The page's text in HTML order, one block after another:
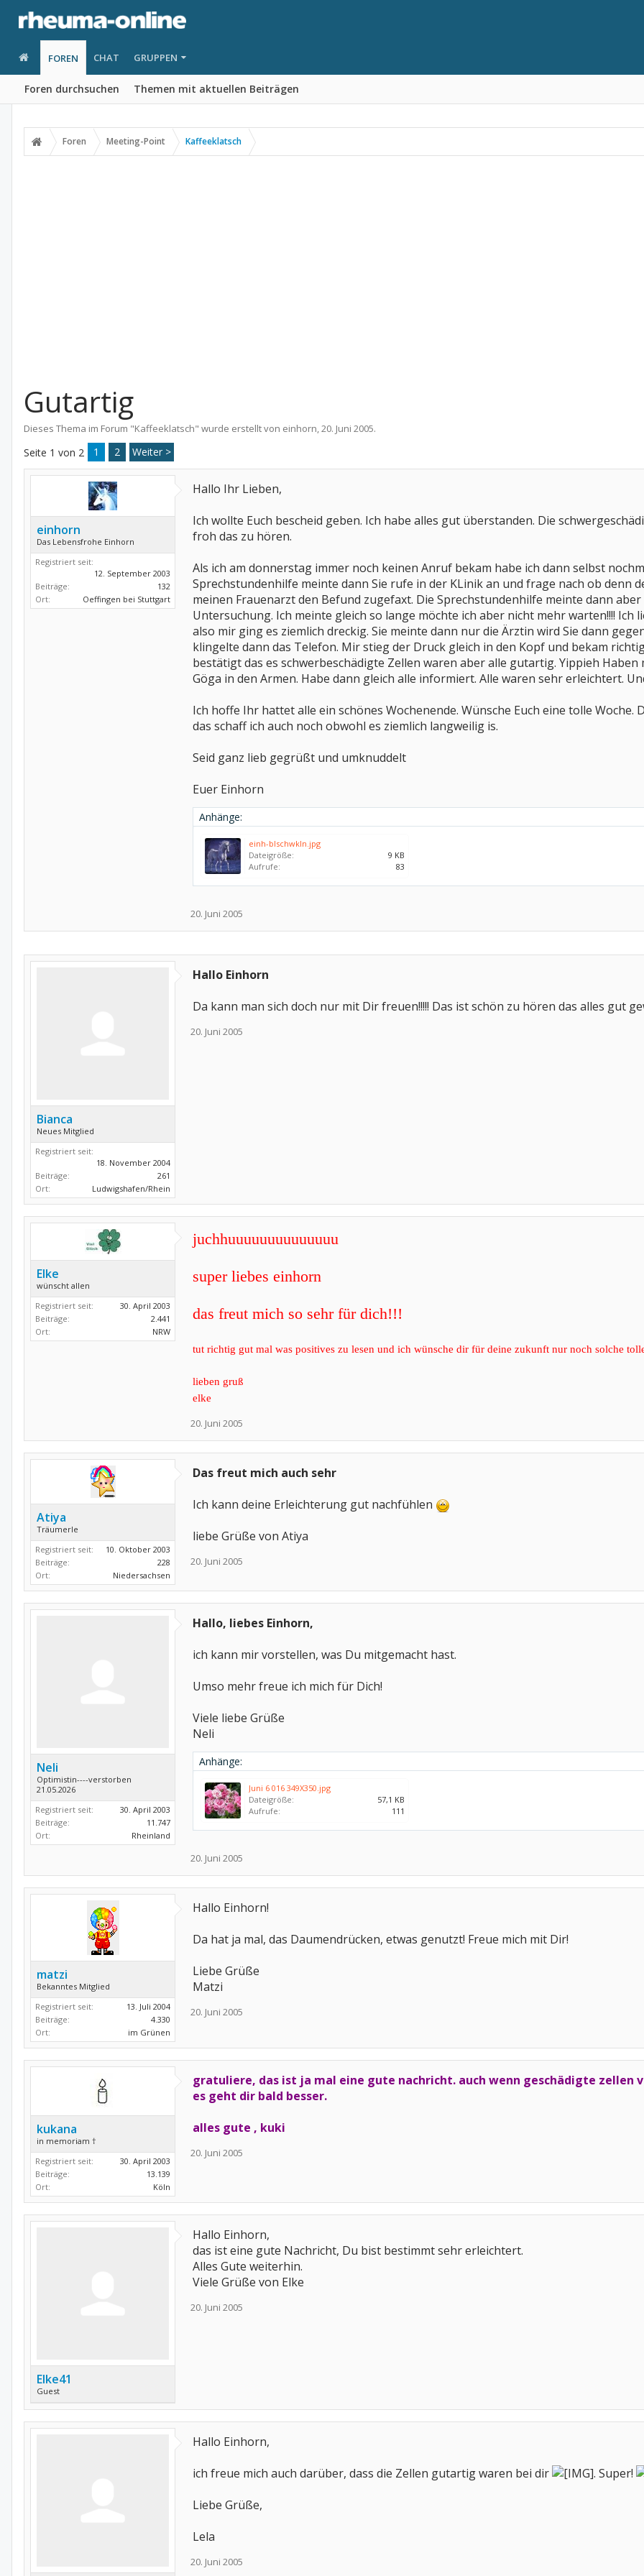
FOREN
Foren durchsuchen Themen mit aktuellen Beiträgen
CHAT GRUPPEN
Foren Meeting-Point Kaffeeklatsch
Gutartig
Dieses Thema im Forum "Kaffeeklatsch" wurde erstellt von einhorn,20. Juni 2005.
Seite 1 von 2 1 2 Weiter >
einhorn
Das Lebensfrohe Einhorn
Registriert seit:
12. September 2003
Beiträge:
132
Ort:
Oeffingen bei Stuttgart
Hallo Ihr Lieben,
Ich wollte Euch bescheid geben. Ich habe alles gut überstanden. Die
froh das zu hören.
Als ich am donnerstag immer noch keinen Anruf bekam habe ich dann selbst
Sprechstundenhilfe meinte dann Sie rufe in der KLinik an und frage nach ob denn
meinen Frauenarzt den Befund zugefaxt. Die Sprechstundenhilfe meinte dann
Untersuchung. Ich meinte gleich so lange möchte ich aber nicht mehr warten!!!!
also mir ging es ziemlich dreckig. Sie meinte dann nur die Ärztin wird Sie dann
klingelte dann das Telefon. Mir stieg der Druck gleich in den Kopf und bekam
bestätigt das es schwerbeschädigte Zellen waren aber alle gutartig. Yippieh
Göga in den Armen. Habe dann gleich alle informiert. Alle waren sehr erleichtert.
Ich hoffe Ihr hattet alle ein schönes Wochenende. Wünsche Euch eine tolle Woche.
das schaff ich auch noch obwohl es ziemlich langweilig is.
Seid ganz lieb gegrüßt und umknuddelt
Euer Einhorn
Anhänge:
einh-blschwkln.jpg
Dateigröße:
9 KB
Aufrufe:
83
20. Juni 2005
Bianca
Neues Mitglied
Registriert seit:
18. November 2004
Beiträge:
261
Ort:
Ludwigshafen/Rhein
Hallo Einhorn
Da kann man sich doch nur mit Dir freuen!!!!! Das ist schön zu hören das alles gut
20. Juni 2005
Elke
wünscht allen
Registriert seit:
30. April 2003
Beiträge:
2.441
Ort:
NRW
juchhuuuuuuuuuuuuuu
super liebes einhorn
das freut mich so sehr für dich!!!
tut richtig gut mal was positives zu lesen und ich wünsche dir für deine zukunft nur noch solche
lieben gruß
elke
20. Juni 2005
Atiya
Träumerle
Registriert seit:
10. Oktober 2003
Beiträge:
228
Ort:
Niedersachsen
Das freut mich auch sehr
Ich kann deine Erleichterung gut nachfühlen
liebe Grüße von Atiya
20. Juni 2005
Neli
Optimistin----verstorben
21.05.2026
Registriert seit:
30. April 2003
Beiträge:
11.747
Ort:
Rheinland
Hallo, liebes Einhorn,
ich kann mir vorstellen, was Du mitgemacht hast.
Umso mehr freue ich mich für Dich!
Viele liebe Grüße
Neli
Anhänge:
Juni 6 016 349X350.jpg
Dateigröße:
57,1 KB
Aufrufe:
111
20. Juni 2005
matzi
Bekanntes Mitglied
Registriert seit:
13. Juli 2004
Beiträge:
4.330
Ort:
im Grünen
Hallo Einhorn!
Da hat ja mal, das Daumendrücken, etwas genutzt! Freue mich mit Dir!
Liebe Grüße
Matzi
20. Juni 2005
kukana
in memoriam †
Registriert seit:
30. April 2003
Beiträge:
13.139
Ort:
Köln
gratuliere, das ist ja mal eine gute nachricht. auch wenn geschädigte zellen
es geht dir bald besser.
alles gute , kuki
20. Juni 2005
Elke41
Guest
Hallo Einhorn,
das ist eine gute Nachricht, Du bist bestimmt sehr erleichtert.
Alles Gute weiterhin.
Viele Grüße von Elke
20. Juni 2005
Hallo Einhorn,
ich freue mich auch darüber, dass die Zellen gutartig waren bei dir
. Super!
Liebe Grüße,
Lela
20. Juni 2005